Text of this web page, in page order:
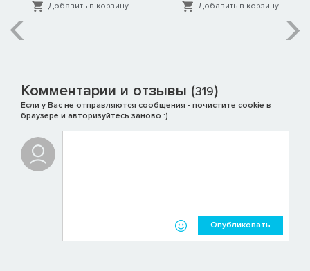
Добавить в корзину Добавить в корзину
Комментарии и отзывы (319)
Если у Вас не отправляются сообщения - почистите cookie в
браузере и авторизуйтесь заново :)
Опубликовать